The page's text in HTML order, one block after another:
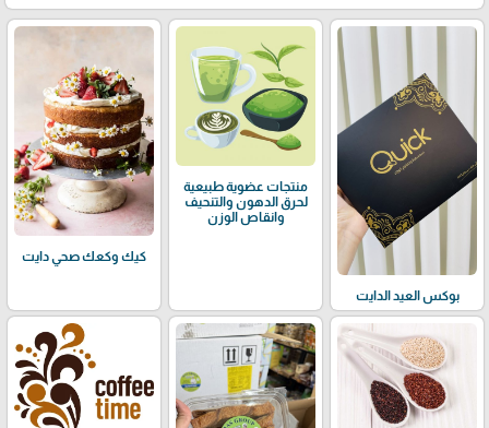
بوكس العيد الدايت
منتجات عضوية طبيعية
لحرق الدهون والتنحيف
وانقاص الوزن
كيك وكعك صحي دايت